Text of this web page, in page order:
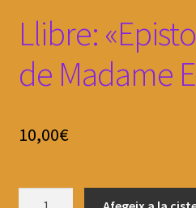
Llibre:
de Madame
10,00€